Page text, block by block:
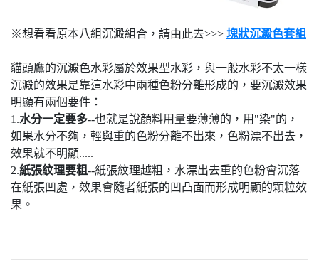
※想看看原本八組沉澱組合，請由此去>>> 塊狀沉澱色套組
貓頭鷹的沉澱色水彩屬於效果型水彩 ，與一般水彩不太一樣
沉澱的效果是靠這水彩中兩種色粉分離形成的，要沉澱效果
明顯有兩個要件：
1.水分一定要多--也就是說顏料用量要薄薄的，用"染"的，
如果水分不夠，輕與重的色粉分離不出來，色粉漂不出去，
效果就不明顯.....
2.紙張紋理要粗--紙張紋理越粗，水漂出去重的色粉會沉落
在紙張凹處，效果會隨者紙張的凹凸面而形成明顯的顆粒效
果。